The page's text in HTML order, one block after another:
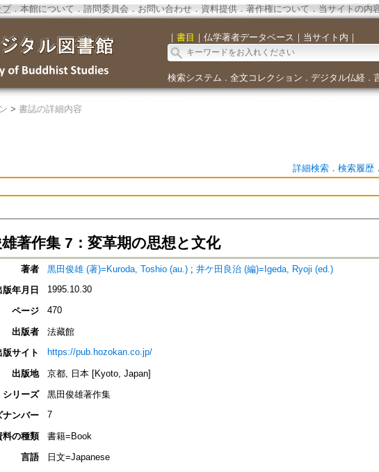
プ．本館について ． 諮問委員会． お問い合わせ． 資料提供． 著作権について．当サイトの内
｜ 書目 ｜ 仏学著者データベース ｜ 当サイト内 ｜
検索システム ． 全文コレクション ． デジタル仏経．
> 書誌の詳細内容
詳細検索． 検索履歴．
著作集 7：変革期の思想と文化
著者 黒田俊雄 (著)=Kuroda, Toshio (au.); 井ケ田良治 (編)=Igeda, Ryoji (ed.)
版年月日
1995.10.30
ページ 470
出版者
法藏館
版サイト
https://pub.hozokan.co.jp/
出版地
京都, 日本 [Kyoto, Japan]
シリーズ
黒田俊雄著作集
ナンバー
7
料の種類
書籍=Book
言語
日文=Japanese